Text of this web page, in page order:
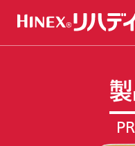
PRODUCTS